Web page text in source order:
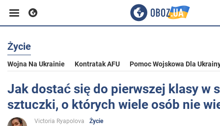
Biznes
Sport
Rozrywka
Życie
Wojna Na Ukrainie Kontratak AFU Pomoc Wojskowa Dla
Jak dostać się do pierwszej klasy w
sztuczki, o których wiele osób nie
Victoria Ryapolova
Życie